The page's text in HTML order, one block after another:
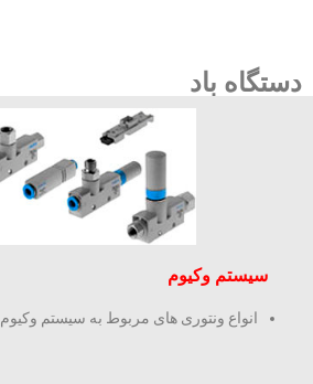
دستگاه باد
سیستم وکیوم
انواع ونتوری های مربوط به سیستم وکیوم